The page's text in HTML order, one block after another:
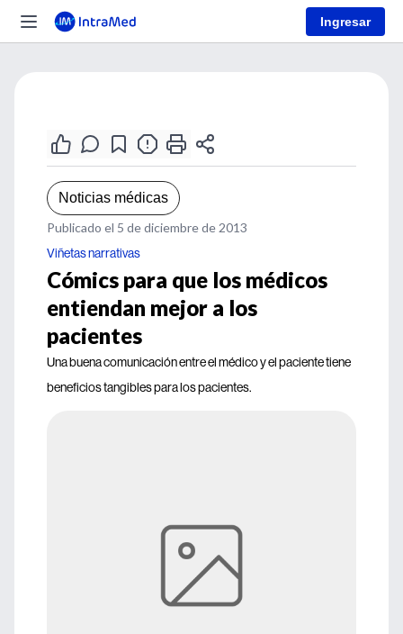
Ingresar
Noticias médicas
Publicado el 5 de diciembre de 2013
Viñetas narrativas
Cómics para que los médicos
entiendan mejor a los
pacientes
Una buena comunicación entre el médico y el paciente tiene
beneficios tangibles para los pacientes.